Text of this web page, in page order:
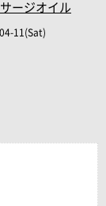
ージオイル
11(Sat)